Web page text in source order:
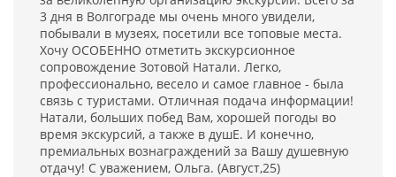
3 дня в Волгограде мы очень много увидели,
побывали в музеях, посетили все топовые места.
Хочу ОСОБЕННО отметить экскурсионное
сопровождение Зотовой Натали. Легко,
профессионально, весело и самое главное - была
связь с туристами. Отличная подача информации!
Натали, больших побед Вам, хорошей погоды во
время экскурсий, а также в душЕ. И конечно,
премиальных вознаграждений за Вашу душевную
отдачу! С уважением, Ольга. (Август,25)